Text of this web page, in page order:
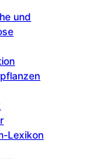
und
Lexikon